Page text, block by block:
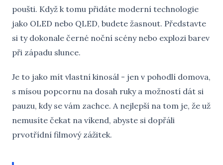
poušti. Když k tomu přidáte moderní technologie
jako OLED nebo QLED, budete žasnout. Představte
si ty dokonale černé noční scény nebo explozi barev
při západu slunce.
Je to jako mít vlastní kinosál - jen v pohodlí domova,
s mísou popcornu na dosah ruky a možností dát si
pauzu, kdy se vám zachce. A nejlepší na tom je, že už
nemusíte čekat na víkend, abyste si dopřáli
prvotřídní filmový zážitek.